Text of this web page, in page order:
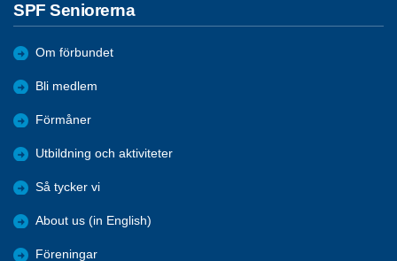
SPF Seniorerna
Om förbundet
Bli medlem
Förmåner
Utbildning och aktiviteter
Så tycker vi
About us (in English)
Föreningar